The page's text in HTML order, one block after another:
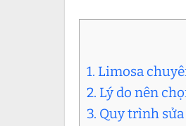
1. Limosa
2. Lý do nên
3. Quy trình